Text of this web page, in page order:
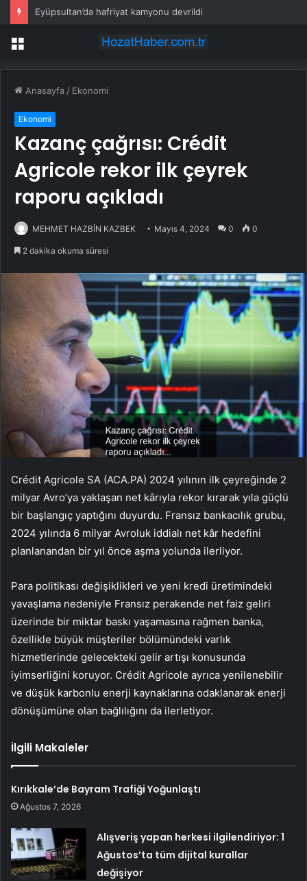
Eyüpsultan’da hafriyat kamyonu devrildi
Menü
Anasayfa / Ekonomi
Ekonomi
Kazanç çağrısı: Crédit
Agricole rekor ilk çeyrek
raporu açıkladı
MEHMET HAZBİN KAZBEK Mayıs 4, 2024 0 0
2 dakika okuma süresi
Crédit Agricole SA (ACA.PA) 2024 yılının ilk çeyreğinde 2
milyar Avro’ya yaklaşan net kârıyla rekor kırarak yıla güçlü
bir başlangıç yaptığını duyurdu. Fransız bankacılık grubu,
2024 yılında 6 milyar Avroluk iddialı net kâr hedefini
planlanandan bir yıl önce aşma yolunda ilerliyor.
Para politikası değişiklikleri ve yeni kredi üretimindeki
yavaşlama nedeniyle Fransız perakende net faiz geliri
üzerinde bir miktar baskı yaşamasına rağmen banka,
özellikle büyük müşteriler bölümündeki varlık
hizmetlerinde gelecekteki gelir artışı konusunda
iyimserliğini koruyor. Crédit Agricole ayrıca yenilenebilir
ve düşük karbonlu enerji kaynaklarına odaklanarak enerji
dönüşümüne olan bağlılığını da ilerletiyor.
İlgili Makaleler
Kırıkkale’de Bayram Trafiği Yoğunlaştı
Ağustos 7, 2026
Alışveriş yapan herkesi ilgilendiriyor: 1
Ağustos’ta tüm dijital kurallar
değişiyor